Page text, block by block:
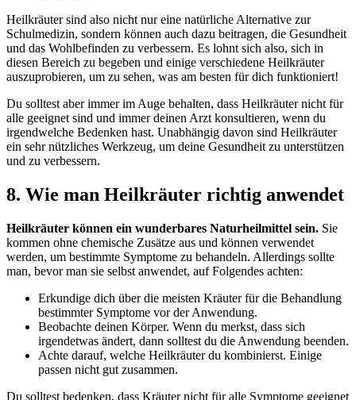
Heilkräuter sind also nicht nur eine natürliche Alternative zur
Schulmedizin, sondern können auch dazu beitragen, die Gesundheit
und das Wohlbefinden zu verbessern. Es lohnt sich also, sich in
diesen Bereich zu begeben und einige verschiedene Heilkräuter
auszuprobieren, um zu sehen, was am besten für dich funktioniert!
Du solltest aber immer im Auge behalten, dass Heilkräuter nicht für
alle geeignet sind und immer deinen Arzt konsultieren, wenn du
irgendwelche Bedenken hast. Unabhängig davon sind Heilkräuter
ein sehr nützliches Werkzeug, um deine Gesundheit zu unterstützen
und zu verbessern.
8. Wie man Heilkräuter richtig anwendet
Heilkräuter können ein wunderbares Naturheilmittel sein. Sie
kommen ohne chemische Zusätze aus und können verwendet
werden, um bestimmte Symptome zu behandeln. Allerdings sollte
man, bevor man sie selbst anwendet, auf Folgendes achten:
Erkundige dich über die meisten Kräuter für die Behandlung
bestimmter Symptome vor der Anwendung.
Beobachte deinen Körper. Wenn du merkst, dass sich
irgendetwas ändert, dann solltest du die Anwendung beenden.
Achte darauf, welche Heilkräuter du kombinierst. Einige
passen nicht gut zusammen.
Du solltest bedenken, dass Kräuter nicht für alle Symptome geeignet